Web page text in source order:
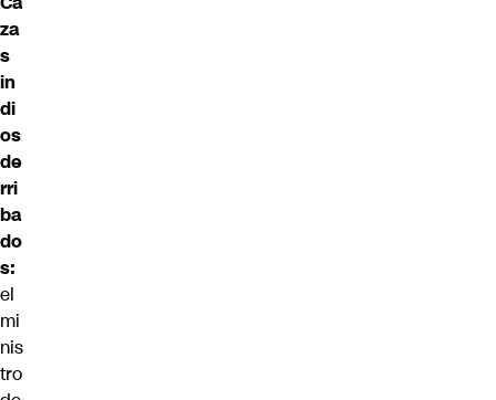
za
s
in
di
os
de
rri
ba
do
s:
el
mi
nis
tro